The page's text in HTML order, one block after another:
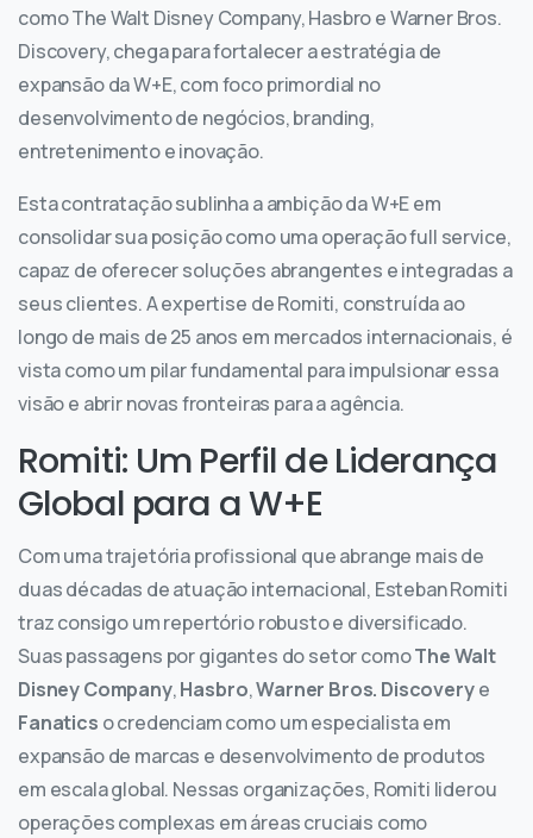
como The Walt Disney Company, Hasbro e Warner Bros.
Discovery, chega para fortalecer a estratégia de
expansão da W+E, com foco primordial no
desenvolvimento de negócios, branding,
entretenimento e inovação.
Esta contratação sublinha a ambição da W+E em
consolidar sua posição como uma operação full service,
capaz de oferecer soluções abrangentes e integradas a
seus clientes. A expertise de Romiti, construída ao
longo de mais de 25 anos em mercados internacionais, é
vista como um pilar fundamental para impulsionar essa
visão e abrir novas fronteiras para a agência.
Romiti: Um Perfil de Liderança
Global para a W+E
Com uma trajetória profissional que abrange mais de
duas décadas de atuação internacional, Esteban Romiti
traz consigo um repertório robusto e diversificado.
Suas passagens por gigantes do setor comoThe Walt
Disney Company,Hasbro,Warner Bros. Discoverye
Fanatics o credenciam como um especialista em
expansão de marcas e desenvolvimento de produtos
em escala global. Nessas organizações, Romiti liderou
operações complexas em áreas cruciais como